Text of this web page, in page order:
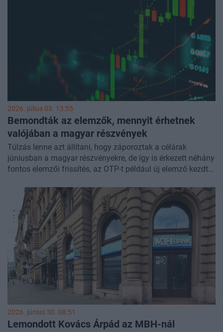
2026. július 03. 13:55
Bemondták az elemzők, mennyit érhetnek
valójában a magyar részvények
Túlzás lenne azt állítani, hogy záporoztak a célárak
júniusban a magyar részvényekre, de így is érkezett néhány
fontos elemzői frissítés, az OTP-t például új elemző kezdte
bankrészvényre, de a Magyar Telekomra szólóan is több
elemzés érkezett. A Molnál és a Richternél jóval
csendesebb volt a hónap, miközben a midcapek között a
DH Group, az Opus, a Gránit Bank és a Wizz Air került elő
az elemzői anyagokban.
2026. június 30. 08:51
Lemondott Kovács Árpád az MBH-nál